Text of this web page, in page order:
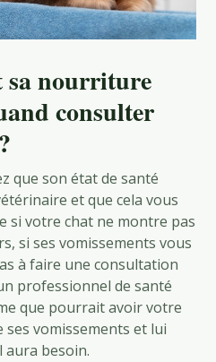
sa nourriture
consulter
que son état de santé
et que cela vous
si votre chat ne montre pas
si ses vomissements vous
à faire une consultation
professionnel de santé
que pourrait avoir votre
ses vomissements et lui
besoin.